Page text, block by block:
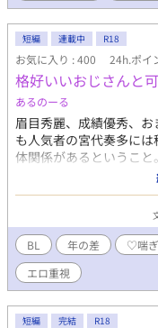
短編 連載中 R18
お気に入り : 400 24h.ポイ
格好いいおじさんと
あるのーる
眉目秀麗、成績優秀、
も人気者の宮代奏多に
体関係があるというこ
幸哉と変態プレイに興
×高校生の甥のBLです
た形です。 焦らし責め
あります。（pixiv再掲）
BL 年の差 ♡喘ぎ
エロ重視
短編 完結 R18